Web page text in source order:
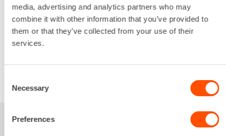
media, advertising and analytics partners who may
combine it with other information that you’ve provided to
them or that they’ve collected from your use of their
services.
Selection
Necessary
Preferences
Ensimmäinen pv 16,54 €/ pv
Seuraavat pv ? 13,23 €/ pv
Kuukausi 198,45 €/ kk
Alv 0 %